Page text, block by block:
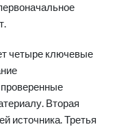
четыре ключевые
Вторая
источника. Третья